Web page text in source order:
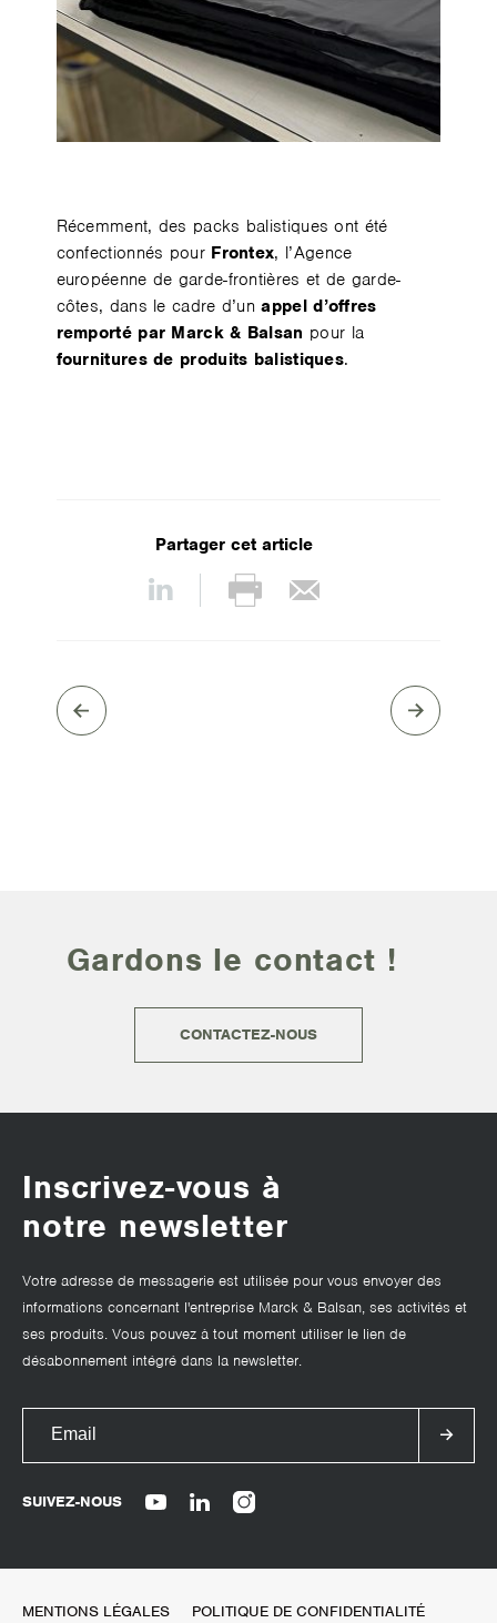
Récemment, des packs balistiques ont été
confectionnés pour Frontex, l’Agence
européenne de garde-frontières et de garde-
côtes, dans le cadre d’unappel d’offres
remporté par Marck & Balsan pour la
fournitures de produits balistiques.
Partager cet article
Gardons le contact !
CONTACTEZ-NOUS
Inscrivez-vous à
notre newsletter
Votre adresse de messagerie est utilisée pour vous envoyer des
informations concernant l'entreprise Marck & Balsan, ses activités et
ses produits. Vous pouvez à tout moment utiliser le lien de
désabonnement intégré dans la newsletter.
SUIVEZ-NOUS
MENTIONS LÉGALES POLITIQUE DE CONFIDENTIALITÉ